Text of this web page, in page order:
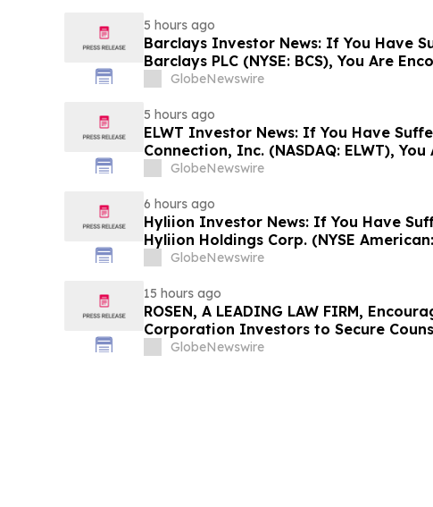
5 hours ago
Barclays Investor News: If You Have
Barclays PLC (NYSE: BCS), You Are
The Rosen Law Firm About Your Rights
GlobeNewswire
5 hours ago
ELWT Investor News: If You Have
Connection, Inc. (NASDAQ: ELWT),
Contact The Rosen Law Firm About
GlobeNewswire
6 hours ago
Hyliion Investor News: If You Have
Hyliion Holdings Corp. (NYSE
Encouraged to Contact The Rosen
GlobeNewswire
15 hours ago
ROSEN, A LEADING LAW FIRM,
Corporation Investors to Secure
Deadline in Securities Class Action -
GlobeNewswire